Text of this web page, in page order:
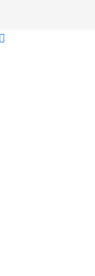
beim
der